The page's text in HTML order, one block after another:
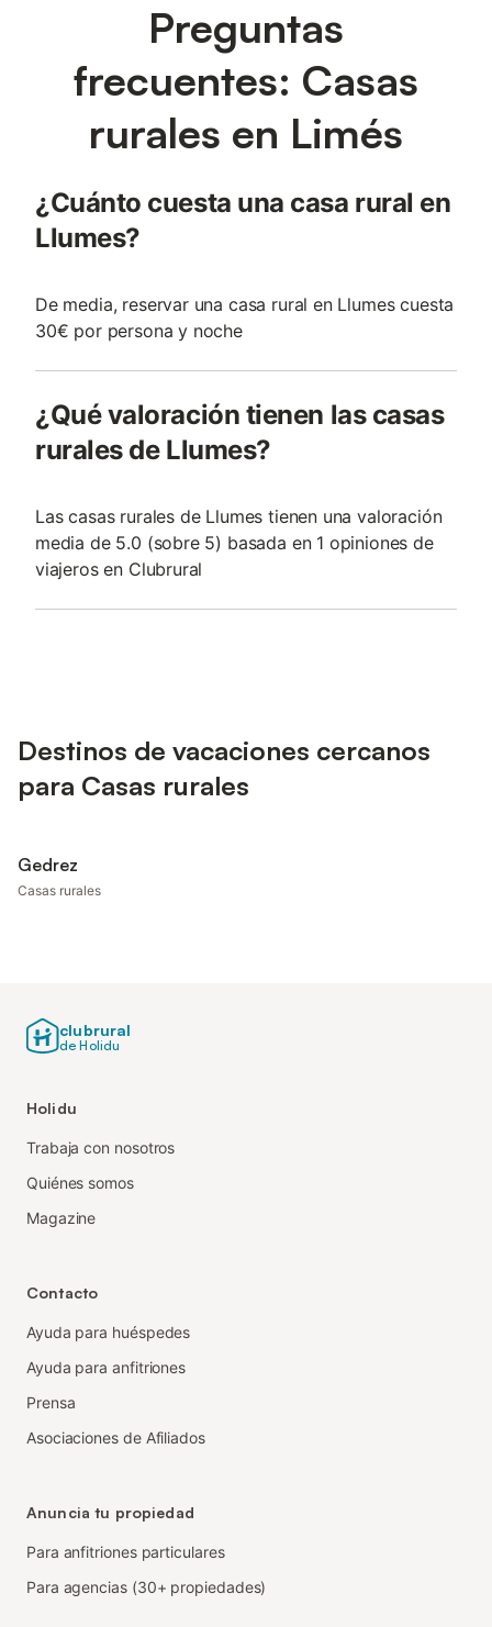
Preguntas
frecuentes: Casas
rurales en Limés
¿Cuánto cuesta una casa rural en
Llumes?
De media, reservar una casa rural en Llumes cuesta
30€ por persona y noche
¿Qué valoración tienen las casas
rurales de Llumes?
Las casas rurales de Llumes tienen una valoración
media de 5.0 (sobre 5) basada en 1 opiniones de
viajeros en Clubrural
Destinos de vacaciones cercanos
para Casas rurales
Gedrez
Casas rurales
clubrural
de Holidu
Holidu
Trabaja con nosotros
Quiénes somos
Magazine
Contacto
Ayuda para huéspedes
Ayuda para anfitriones
Prensa
Asociaciones de Afiliados
Anuncia tu propiedad
Para anfitriones particulares
Para agencias (30+ propiedades)